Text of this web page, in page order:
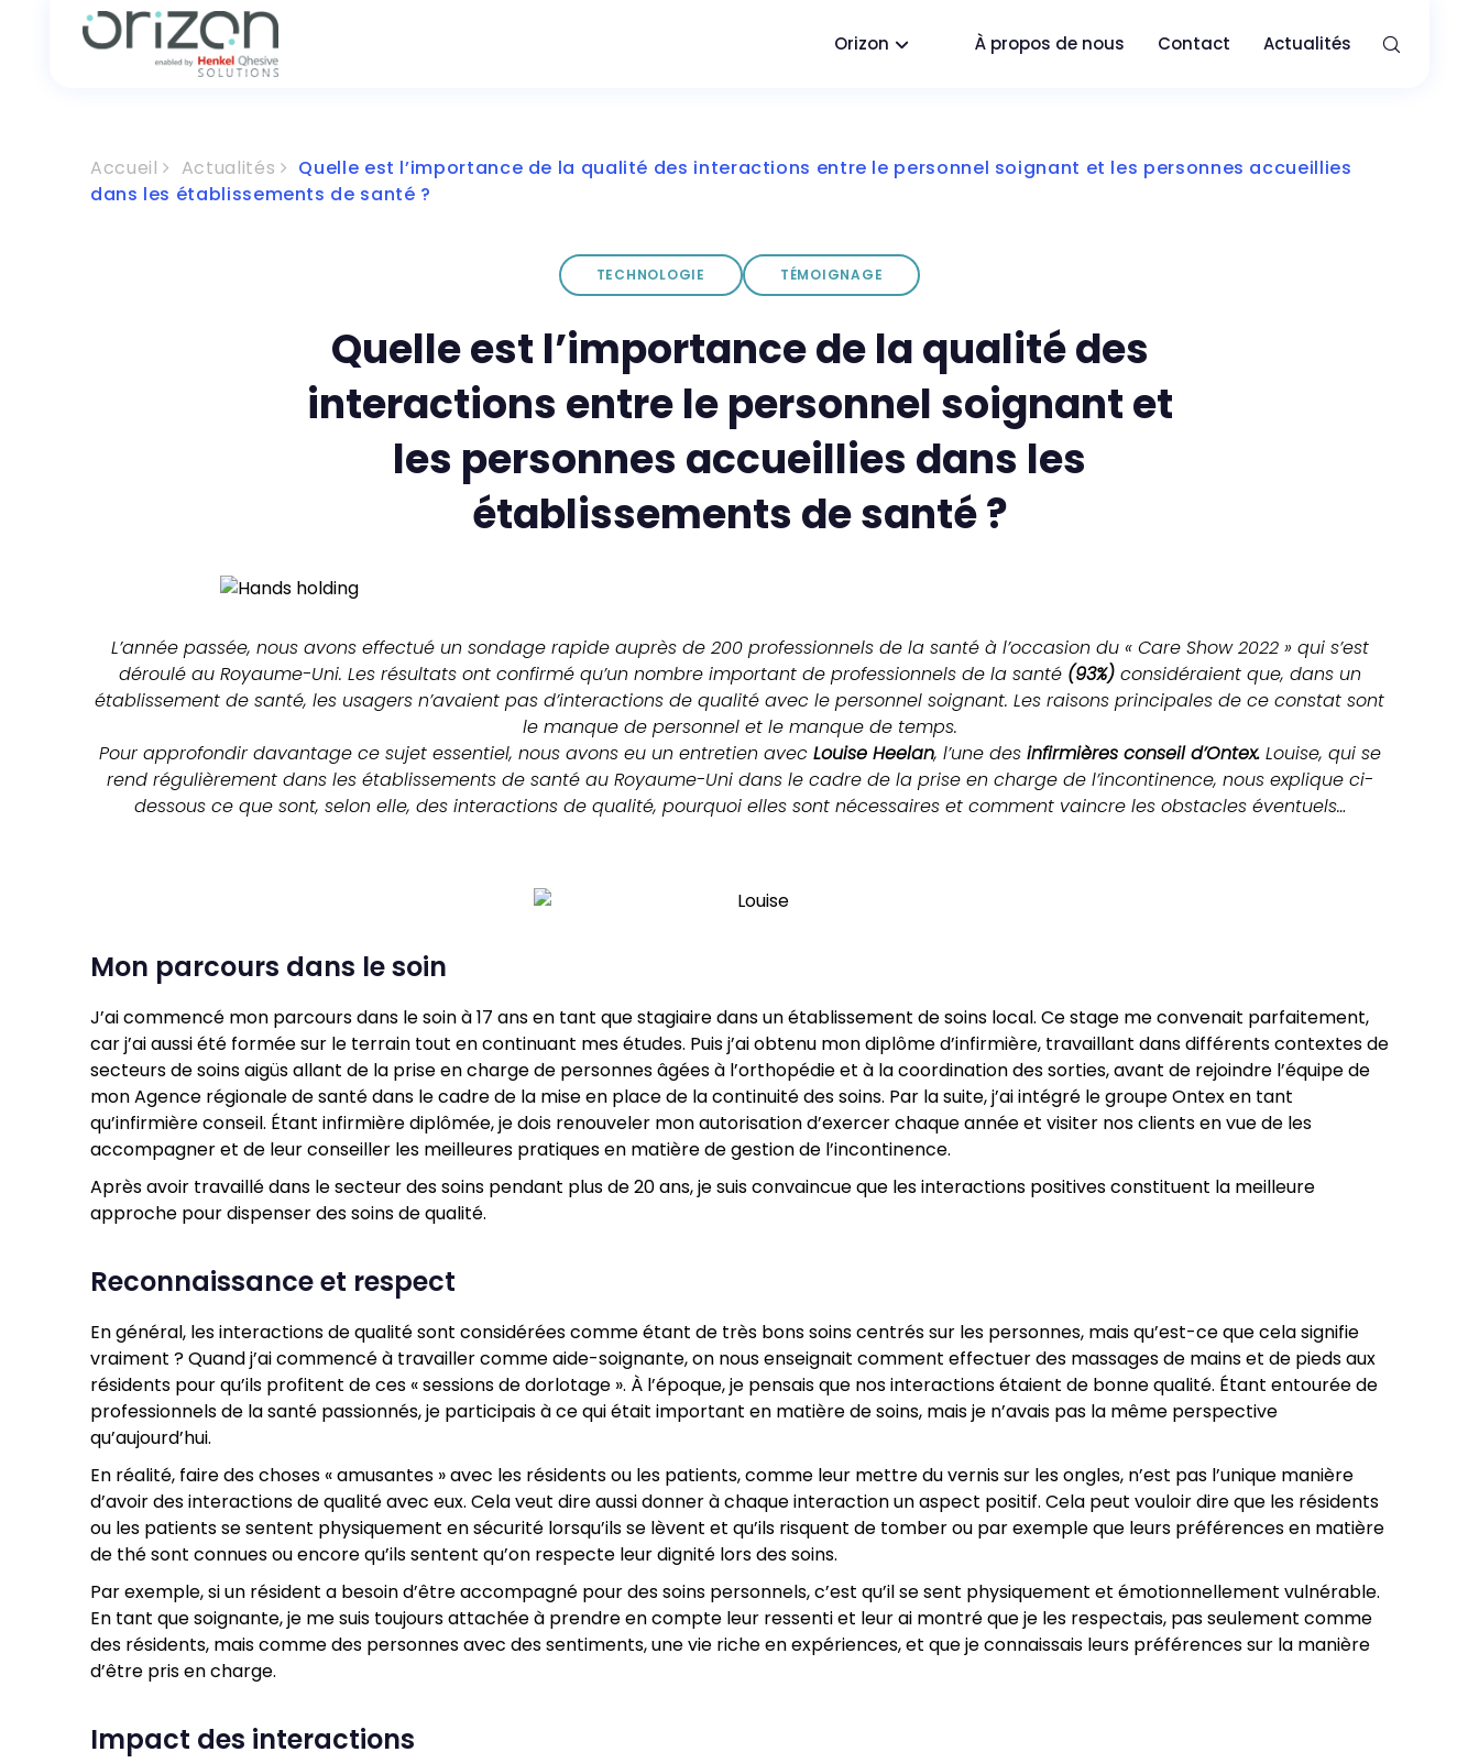
Orizon À propos de nous Contact Actualités
Accueil Actualités
Quelle est l’importance de la qualité des interactions entre le personnel soignant et les personnes accueillies
dans les établissements de santé ?
TECHNOLOGIE TÉMOIGNAGE
Quelle est l’importance de la qualité des
interactions entre le personnel soignant et
les personnes accueillies dans les
établissements de santé ?
L’année passée, nous avons effectué un sondage rapide auprès de 200 professionnels de la santé à l’occasion du « Care Show 2022 » qui s’est
déroulé au Royaume-Uni. Les résultats ont confirmé qu’un nombre important de professionnels de la santé(93%)considéraient que, dans un
établissement de santé, les usagers n’avaient pas d’interactions de qualité avec le personnel soignant. Les raisons principales de ce constat sont
le manque de personnel et le manque de temps.
Pour approfondir davantage ce sujet essentiel, nous avons eu un entretien avec Louise Heelan, l’une des infirmières conseil d’Ontex. Louise, qui se
rend régulièrement dans les établissements de santé au Royaume-Uni dans le cadre de la prise en charge de l’incontinence, nous explique ci-
dessous ce que sont, selon elle, des interactions de qualité, pourquoi elles sont nécessaires et comment vaincre les obstacles éventuels…
Mon parcours dans le soin
J’ai commencé mon parcours dans le soin à 17 ans en tant que stagiaire dans un établissement de soins local. Ce stage me convenait parfaitement,
car j’ai aussi été formée sur le terrain tout en continuant mes études. Puis j’ai obtenu mon diplôme d’infirmière, travaillant dans différents contextes de
secteurs de soins aigüs allant de la prise en charge de personnes âgées à l’orthopédie et à la coordination des sorties, avant de rejoindre l’équipe de
mon Agence régionale de santé dans le cadre de la mise en place de la continuité des soins. Par la suite, j’ai intégré le groupe Ontex en tant
qu’infirmière conseil. Étant infirmière diplômée, je dois renouveler mon autorisation d’exercer chaque année et visiter nos clients en vue de les
accompagner et de leur conseiller les meilleures pratiques en matière de gestion de l’incontinence.
Après avoir travaillé dans le secteur des soins pendant plus de 20 ans, je suis convaincue que les interactions positives constituent la meilleure
approche pour dispenser des soins de qualité.
Reconnaissance et respect
En général, les interactions de qualité sont considérées comme étant de très bons soins centrés sur les personnes, mais qu’est-ce que cela signifie
vraiment ? Quand j’ai commencé à travailler comme aide-soignante, on nous enseignait comment effectuer des massages de mains et de pieds aux
résidents pour qu’ils profitent de ces « sessions de dorlotage ». À l’époque, je pensais que nos interactions étaient de bonne qualité. Étant entourée de
professionnels de la santé passionnés, je participais à ce qui était important en matière de soins, mais je n’avais pas la même perspective
qu’aujourd’hui.
En réalité, faire des choses « amusantes » avec les résidents ou les patients, comme leur mettre du vernis sur les ongles, n’est pas l’unique manière
d’avoir des interactions de qualité avec eux. Cela veut dire aussi donner à chaque interaction un aspect positif. Cela peut vouloir dire que les résidents
ou les patients se sentent physiquement en sécurité lorsqu’ils se lèvent et qu’ils risquent de tomber ou par exemple que leurs préférences en matière
de thé sont connues ou encore qu’ils sentent qu’on respecte leur dignité lors des soins.
Par exemple, si un résident a besoin d’être accompagné pour des soins personnels, c’est qu’il se sent physiquement et émotionnellement vulnérable.
En tant que soignante, je me suis toujours attachée à prendre en compte leur ressenti et leur ai montré que je les respectais, pas seulement comme
des résidents, mais comme des personnes avec des sentiments, une vie riche en expériences, et que je connaissais leurs préférences sur la manière
d’être pris en charge.
Impact des interactions